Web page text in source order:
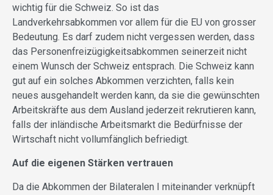
wichtig für die Schweiz. So ist das
Landverkehrsabkommen vor allem für die EU von grosser
Bedeutung. Es darf zudem nicht vergessen werden, dass
das Personenfreizügigkeitsabkommen seinerzeit nicht
einem Wunsch der Schweiz entsprach. Die Schweiz kann
gut auf ein solches Abkommen verzichten, falls kein
neues ausgehandelt werden kann, da sie die gewünschten
Arbeitskräfte aus dem Ausland jederzeit rekrutieren kann,
falls der inländische Arbeitsmarkt die Bedürfnisse der
Wirtschaft nicht vollumfänglich befriedigt.
Auf die eigenen Stärken vertrauen
Da die Abkommen der Bilateralen I miteinander verknüpft